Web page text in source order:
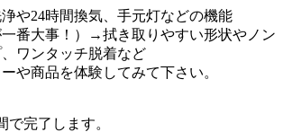
や24時間換気、手元灯などの機能
一番大事！）→拭き取りやすい形状やノン
ワンタッチ脱着など
や商品を体験してみて下さい。
で完了します。